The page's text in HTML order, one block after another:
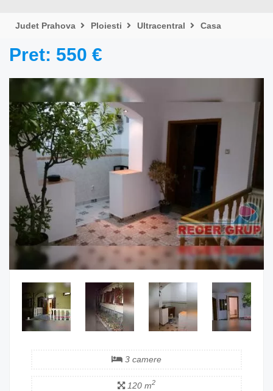
Judet Prahova Ploiesti Ultracentral Casa
Pret: 550 €
3 camere
120 m2